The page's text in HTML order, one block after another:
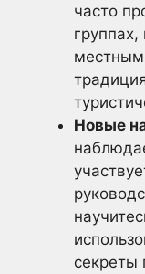
часто
Новые
секреты